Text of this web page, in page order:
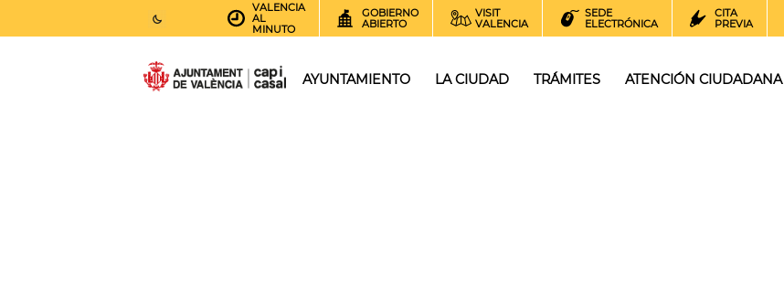
AEMET.GRADOS
VALENCIA
AL
MINUTO
GOBIERNO
ABIERTO
VISIT
VALENCIA
SEDE
ELECTRÓNICA
CITA
PREVIA
AYUNTAMIENTO LA CIUDAD TRÁMITES ATENCIÓN CIUDADANA